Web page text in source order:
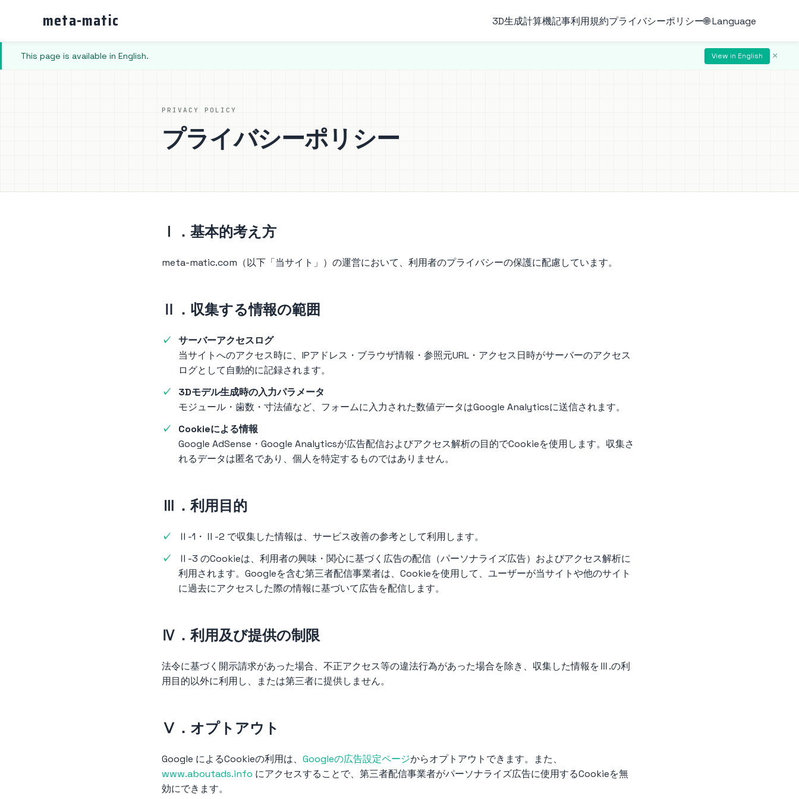
meta-matic 3D生成計算機記事利用規約プライバシーポリシー🌐 Language
This page is available in English. View in English ×
PRIVACY POLICY
プライバシーポリシー
Ⅰ．基本的考え方
meta-matic.com（以下「当サイト」）の運営において、利用者のプライバシーの保護に配慮しています。
Ⅱ．収集する情報の範囲
サーバーアクセスログ
当サイトへのアクセス時に、IPアドレス・ブラウザ情報・参照元URL・アクセス日時がサーバーのアクセス
ログとして自動的に記録されます。
3Dモデル生成時の入力パラメータ
モジュール・歯数・寸法値など、フォームに入力された数値データはGoogle Analyticsに送信されます。
Cookieによる情報
Google AdSense・Google Analyticsが広告配信およびアクセス解析の目的でCookieを使用します。収集さ
れるデータは匿名であり、個人を特定するものではありません。
Ⅲ．利用目的
Ⅱ-1・Ⅱ-2 で収集した情報は、サービス改善の参考として利用します。
Ⅱ-3 のCookieは、利用者の興味・関心に基づく広告の配信（パーソナライズ広告）およびアクセス解析に
利用されます。Googleを含む第三者配信事業者は、Cookieを使用して、ユーザーが当サイトや他のサイト
に過去にアクセスした際の情報に基づいて広告を配信します。
Ⅳ．利用及び提供の制限
法令に基づく開示請求があった場合、不正アクセス等の違法行為があった場合を除き、収集した情報をⅢ.の利
用目的以外に利用し、または第三者に提供しません。
Ⅴ．オプトアウト
Google によるCookieの利用は、 Googleの広告設定ページからオプトアウトできます。また、
www.aboutads.info にアクセスすることで、第三者配信事業者がパーソナライズ広告に使用するCookieを無
効にできます。